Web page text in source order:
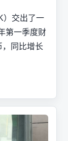
）交出了一
第一季度财
，同比增长